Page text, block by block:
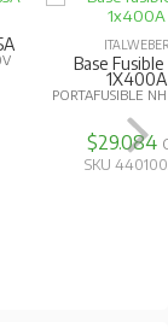
Base
1X400A
PORTAFUSIBLE
$29.084
SKU